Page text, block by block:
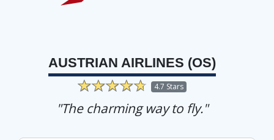
AUSTRIAN AIRLINES (OS)
4.7 Stars
"The charming way to fly."